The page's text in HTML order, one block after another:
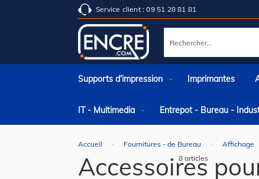
Service client : 09 51 28 81 81
Rechercher
Supports d’impression Imprimantes
IT - Multimedia Entrepot - Bureau -
Accueil Fournitures - de Bureau Affichage
Accessoires
8 articles